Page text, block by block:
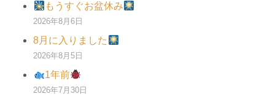
もうすぐお盆休み
2026年8月6日
8月に入りました
2026年8月5日
1年前
2026年7月30日